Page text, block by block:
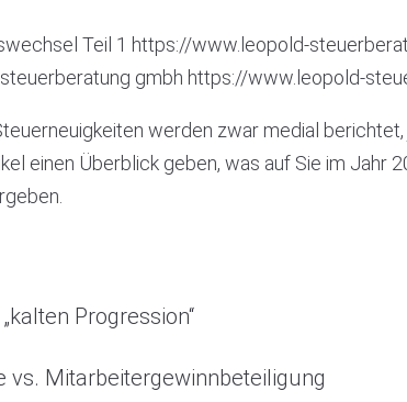
Teil 1 https://www.leopold-
gmbh https://www.leopold-
werden zwar medial
einen Überblick geben, was auf Sie im
Progression“
vs. Mitarbeitergewinnbeteiligung